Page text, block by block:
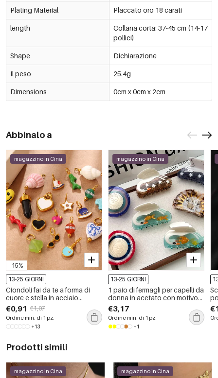
Plating Material Placcato oro 18 carati
length
Collana corta: 37-45 cm (14-17
pollici)
Shape Dichiarazione
Il peso 25.4g
Dimensions 0cm x 0cm x 2cm
Abbinalo a
-15%
magazzino in Cina
13-25 GIORNI
Ciondoli fai da te a forma di
cuore e stella in acciaio
inossidabile e ceramica
€0,91 €1,07
Ordine min. di 1 pz.
+13
magazzino in Cina
13-25 GIORNI
1 paio di fermagli per capelli da
donna in acetato con motivo
sole/luna, serie semplice e
casual
€3,17
Ordine min. di 1 pz.
+1
Prodotti simili
magazzino in Cina magazzino in Cina